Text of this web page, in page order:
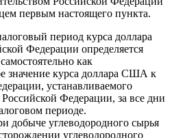
первым настоящего пункта.
период курса доллара
Федерации определяется
как
значение курса доллара США к
устанавливаемого
Федерации, за все дни
периоде.
добыче углеводородного сырья
углеводородного